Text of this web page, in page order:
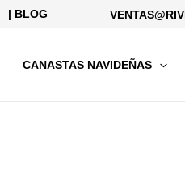
| BLOG
CANASTAS NAVIDEÑAS